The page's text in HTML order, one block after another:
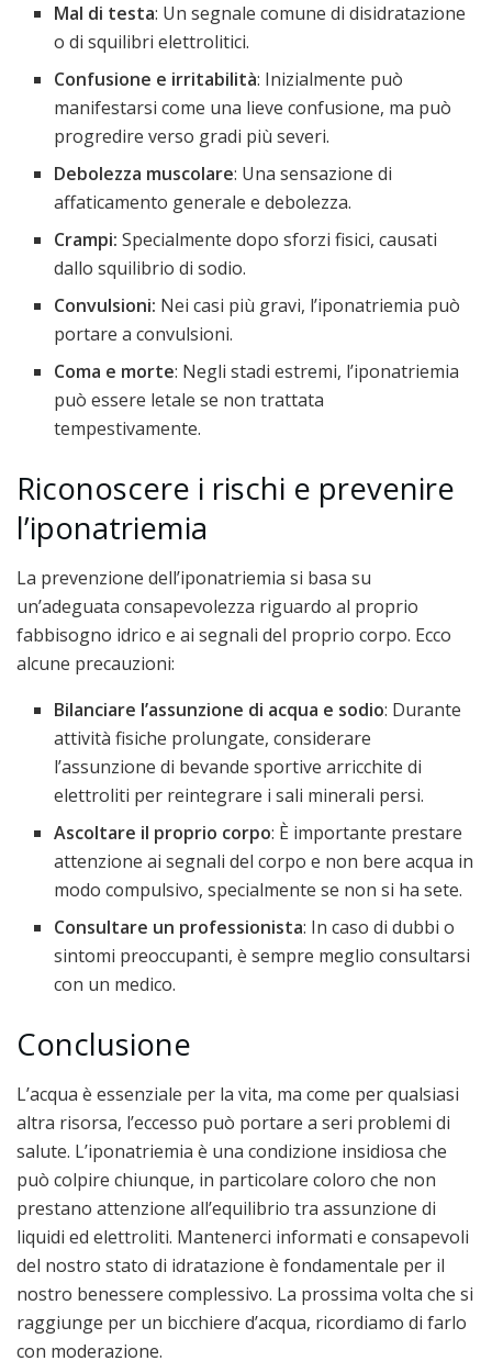
Mal di testa: Un segnale comune di disidratazione
o di squilibri elettrolitici.
Confusione e irritabilità: Inizialmente può
manifestarsi come una lieve confusione, ma può
progredire verso gradi più severi.
Debolezza muscolare: Una sensazione di
affaticamento generale e debolezza.
Crampi: Specialmente dopo sforzi fisici, causati
dallo squilibrio di sodio.
Convulsioni: Nei casi più gravi, l’iponatriemia può
portare a convulsioni.
Coma e morte: Negli stadi estremi, l’iponatriemia
può essere letale se non trattata
tempestivamente.
Riconoscere i rischi e prevenire
l’iponatriemia
La prevenzione dell’iponatriemia si basa su
un’adeguata consapevolezza riguardo al proprio
fabbisogno idrico e ai segnali del proprio corpo. Ecco
alcune precauzioni:
Bilanciare l’assunzione di acqua e sodio: Durante
attività fisiche prolungate, considerare
l’assunzione di bevande sportive arricchite di
elettroliti per reintegrare i sali minerali persi.
Ascoltare il proprio corpo: È importante prestare
attenzione ai segnali del corpo e non bere acqua in
modo compulsivo, specialmente se non si ha sete.
Consultare un professionista: In caso di dubbi o
sintomi preoccupanti, è sempre meglio consultarsi
con un medico.
Conclusione
L’acqua è essenziale per la vita, ma come per qualsiasi
altra risorsa, l’eccesso può portare a seri problemi di
salute. L’iponatriemia è una condizione insidiosa che
può colpire chiunque, in particolare coloro che non
prestano attenzione all’equilibrio tra assunzione di
liquidi ed elettroliti. Mantenerci informati e consapevoli
del nostro stato di idratazione è fondamentale per il
nostro benessere complessivo. La prossima volta che si
raggiunge per un bicchiere d’acqua, ricordiamo di farlo
con moderazione.